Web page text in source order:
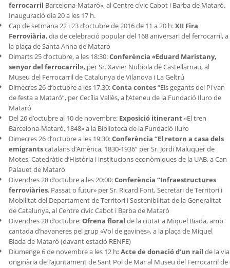
ferrocarril Barcelona-Mataró», al Centre cívic Cabot i Barba de Mataró.
Inauguració dia 20 a les 17 h.
Cap de setmana 22 i 23 d’octubre de 2016 de 11 a 20 h:XII Fira
Ferroviària, dia de celebració popular del 168 aniversari del ferrocarril, a
la plaça de Santa Anna de Mataró
Dimarts 25 d’octubre, a les 18:30:Conferència «Eduard Maristany,
senyor del ferrocarril», per Sr. Xavier Nubiola de Castellarnau, al
Museu del Ferrocarril de Catalunyade Vilanova i La Geltrú
Dimecres 26 d’octubre a les 17.30:Conta contes“Els gegants del Pi van
de festa a Mataró”, per Cecília Vallès, a l’Ateneu de la Fundació Iluro de
Mataró
Del 26 d’octubre al 10 de novembre: Exposició itinerant«El tren
Barcelona-Mataró, 1848» a la Biblioteca de la Fundació Iluro
Dimecres 26 d’octubre a les 19:30:Conferència “El retorn a casa dels
emigrantscatalans d’Amèrica, 1830-1936” per Sr. Jordi Maluquer de
Motes, Catedràtic d’Història i institucions econòmiques de la UAB, a Can
Palauet de Mataró
Divendres 28 d’octubre a les 20:00:Conferència “Infraestructures
ferroviàries. Passat o futur» per Sr. Ricard Font, Secretari de Territori i
Mobilitat del Departament de Territori i Sostenibilitat de la Generalitat
de Catalunya, al Centre cívic Cabot i Barba de Mataró
Divendres 28 d’octubre:Ofrena floral de la ciutat a Miquel Biada, amb
cantada d’havaneres pel grup «Vol de gavines», a la plaça de Miquel
Biada de Mataró (davant estació RENFE)
Diumenge 6 de novembre a les 12 h: Acte de donació d’un rail de la via
originària de l’ajuntament de Sant Pol de Mar al Museu del Ferrocarril de